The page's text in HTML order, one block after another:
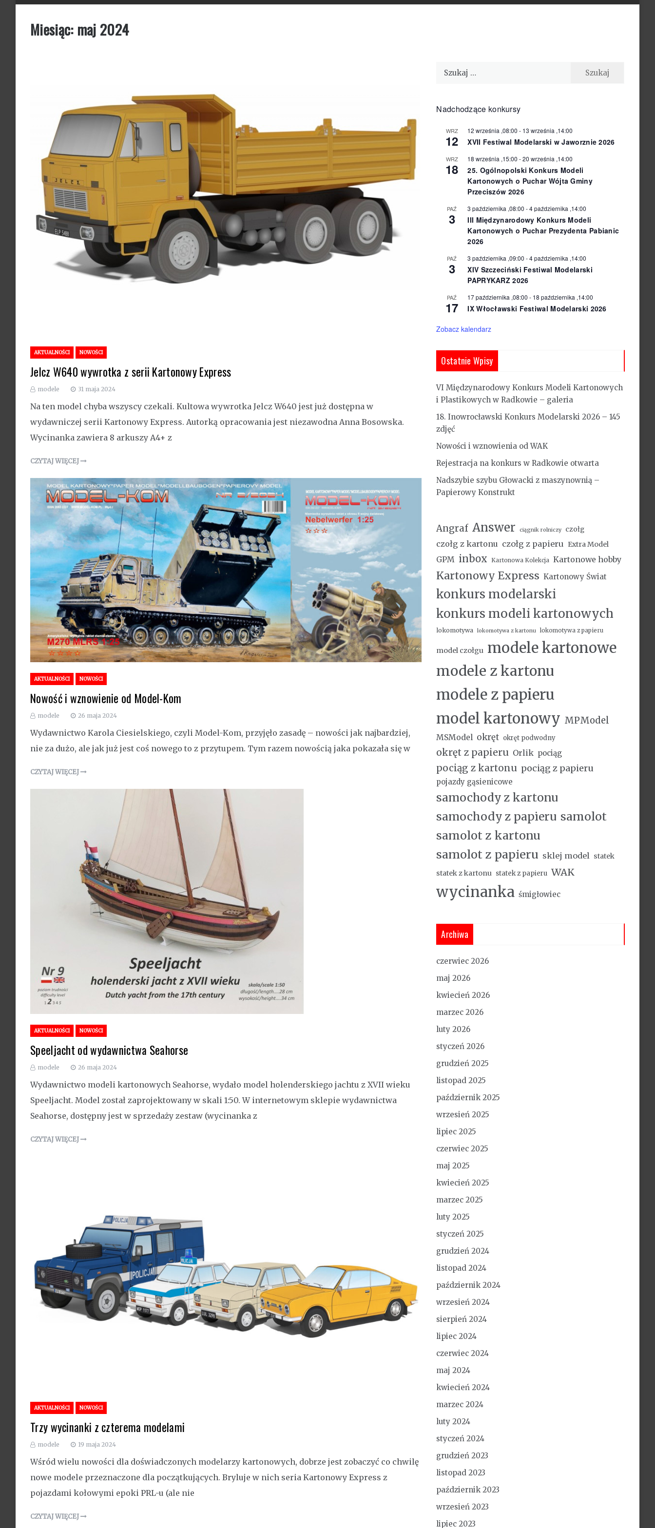
Miesiąc: maj 2024
AKTUALNOŚCI NOWOŚCI
Jelcz W640 wywrotka z serii Kartonowy Express
modele 31 maja 2024
Na ten model chyba wszyscy czekali. Kultowa wywrotka Jelcz W640 jest już dostępna w
wydawniczej serii Kartonowy Express. Autorką opracowania jest niezawodna Anna Bosowska.
Wycinanka zawiera 8 arkuszy A4+ z
CZYTAJ WIĘCEJ
AKTUALNOŚCI NOWOŚCI
Nowość i wznowienie od Model-Kom
modele 26 maja 2024
Wydawnictwo Karola Ciesielskiego, czyli Model-Kom, przyjęło zasadę – nowości jak najbardziej,
nie za dużo, ale jak już jest coś nowego to z przytupem. Tym razem nowością jaka pokazała się w
CZYTAJ WIĘCEJ
AKTUALNOŚCI NOWOŚCI
Speeljacht od wydawnictwa Seahorse
modele 26 maja 2024
Wydawnictwo modeli kartonowych Seahorse, wydało model holenderskiego jachtu z XVII wieku
Speeljacht. Model został zaprojektowany w skali 1:50. W internetowym sklepie wydawnictwa
Seahorse, dostępny jest w sprzedaży zestaw (wycinanka z
CZYTAJ WIĘCEJ
AKTUALNOŚCI NOWOŚCI
Trzy wycinanki z czterema modelami
modele 19 maja 2024
Wśród wielu nowości dla doświadczonych modelarzy kartonowych, dobrze jest zobaczyć co chwilę
nowe modele przeznaczone dla początkujących. Bryluje w nich seria Kartonowy Express z
pojazdami kołowymi epoki PRL-u (ale nie
CZYTAJ WIĘCEJ
Szukaj:
Nadchodzące konkursy
WRZ
12
12 września ,08:00 - 13 września ,14:00
XVII Festiwal Modelarski w Jaworznie 2026
WRZ
18
18 września ,15:00 -20 września ,14:00
25. Ogólnopolski Konkurs Modeli
Kartonowych o Puchar Wójta Gminy
Przeciszów 2026
PAŹ
3
3 października ,08:00 -4 października ,14:00
III Międzynarodowy Konkurs Modeli
Kartonowych o Puchar Prezydenta Pabianic
2026
PAŹ
3
3 października ,09:00 -4 października ,14:00
XIV Szczeciński Festiwal Modelarski
PAPRYKARZ 2026
PAŹ
17
17 października ,08:00 - 18 października ,14:00
IX Włocławski Festiwal Modelarski 2026
Zobacz kalendarz
Ostatnie Wpisy
VI Międzynarodowy Konkurs Modeli Kartonowych
i Plastikowych w Radkowie – galeria
18. Inowrocławski Konkurs Modelarski 2026 – 145
zdjęć
Nowości i wznowienia od WAK
Rejestracja na konkurs w Radkowie otwarta
Nadszybie szybu Głowacki z maszynownią –
Papierowy Konstrukt
Angraf Answer ciągnik rolniczy czołg
czołg z kartonu czołg z papieru Extra Model
GPM inbox Kartonowa Kolekcja Kartonowe hobby
Kartonowy Express Kartonowy Świat
konkurs modelarski
konkurs modeli kartonowych
lokomotywa lokomotywa z kartonu lokomotywa z papieru
model czołgu modele kartonowe
modele z kartonu
modele z papieru
model kartonowy MPModel
MSModel okręt okręt podwodny
okręt z papieru Orlik pociąg
pociąg z kartonu pociąg z papieru
pojazdy gąsienicowe
samochody z kartonu
samochody z papieru samolot
samolot z kartonu
samolot z papieru sklej model
statek
statek z kartonu statek z papieru WAK
wycinanka śmigłowiec
Archiwa
czerwiec 2026
maj 2026
kwiecień 2026
marzec 2026
luty 2026
styczeń 2026
grudzień 2025
listopad 2025
październik 2025
wrzesień 2025
lipiec 2025
czerwiec 2025
maj 2025
kwiecień 2025
marzec 2025
luty 2025
styczeń 2025
grudzień 2024
listopad 2024
październik 2024
wrzesień 2024
sierpień 2024
lipiec 2024
czerwiec 2024
maj 2024
kwiecień 2024
marzec 2024
luty 2024
styczeń 2024
grudzień 2023
listopad 2023
październik 2023
wrzesień 2023
lipiec 2023